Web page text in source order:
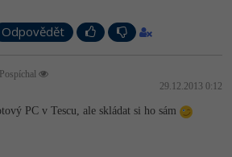
Odpovědět
29.12.2013 0:12
PC v Tescu, ale skládat si ho sám